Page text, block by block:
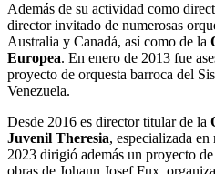
Además de su actividad como
director invitado de numerosas
Australia y Canadá, así como de la
Europea. En enero de 2013 fue
proyecto de orquesta barroca del
Venezuela.
Desde 2016 es director titular de la
Juvenil Theresia, especializada
2023 dirigió además un proyecto